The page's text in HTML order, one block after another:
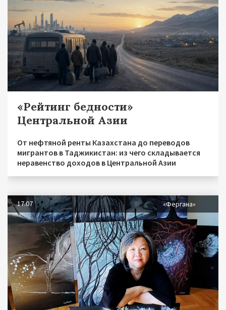
«Рейтинг бедности»
Центральной Азии
От нефтяной ренты Казахстана до переводов
мигрантов в Таджикистан: из чего складывается
неравенство доходов в Центральной Азии
17.07 «Фергана»